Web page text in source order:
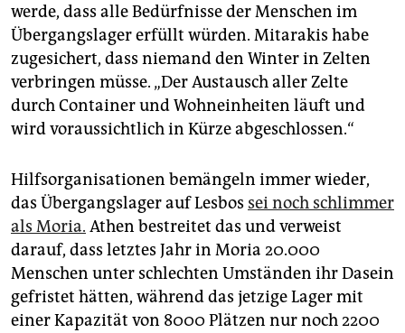
werde, dass alle Bedürfnisse der Menschen im
Übergangslager erfüllt würden. Mitarakis habe
zugesichert, dass niemand den Winter in Zelten
verbringen müsse. „Der Austausch aller Zelte
durch Container und Wohneinheiten läuft und
wird voraussichtlich in Kürze abgeschlossen.“
Hilfsorganisationen bemängeln immer wieder,
das Übergangslager auf Lesbos sei noch schlimmer
als Moria. Athen bestreitet das und verweist
darauf, dass letztes Jahr in Moria 20.000
Menschen unter schlechten Umständen ihr Dasein
gefristet hätten, während das jetzige Lager mit
einer Kapazität von 8000 Plätzen nur noch 2200